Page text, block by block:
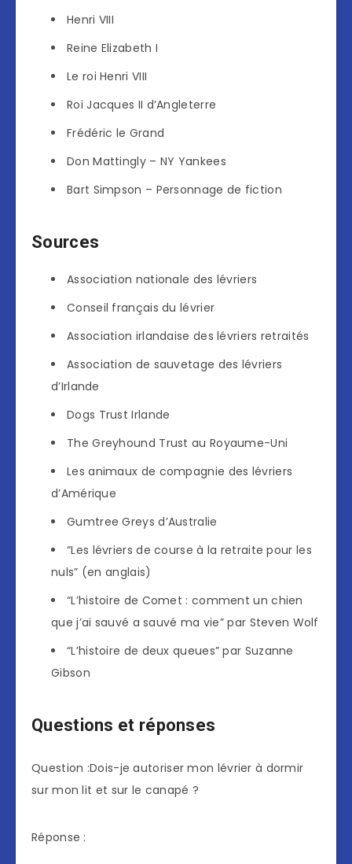
Henri VIII
Reine Elizabeth I
Le roi Henri VIII
Roi Jacques II d’Angleterre
Frédéric le Grand
Don Mattingly – NY Yankees
Bart Simpson – Personnage de fiction
Sources
Association nationale des lévriers
Conseil français du lévrier
Association irlandaise des lévriers retraités
Association de sauvetage des lévriers
d’Irlande
Dogs Trust Irlande
The Greyhound Trust au Royaume-Uni
Les animaux de compagnie des lévriers
d’Amérique
Gumtree Greys d’Australie
“Les lévriers de course à la retraite pour les
nuls” (en anglais)
“L’histoire de Comet : comment un chien
que j’ai sauvé a sauvé ma vie” par Steven Wolf
“L’histoire de deux queues” par Suzanne
Gibson
Questions et réponses
Question :Dois-je autoriser mon lévrier à dormir
sur mon lit et sur le canapé ?
Réponse :